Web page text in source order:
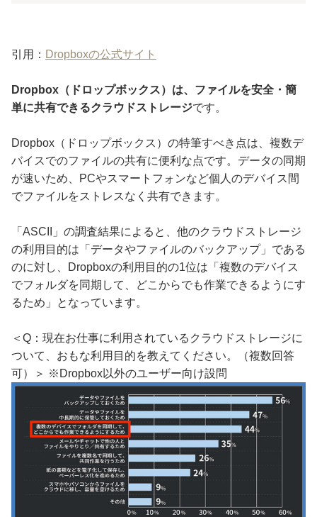
引用： Dropboxの公式サイト
Dropbox（ドロップボックス）は、ファイルを安全・簡
単に共有できるクラウドストレージです。
Dropbox（ドロップボックス）の特筆すべき点は、複数デ
バイスでのファイルの共有に便利な点です。データの同期
が速いため、PCやスマートフォンなど個人のデバイス間
でファイルをストレスなく共有できます。
「ASCII」の調査結果によると、他のクラウドストレージ
の利用目的は「データやファイルのバックアップ」である
のに対し、Dropboxの利用目的の1位は「複数のデバイス
でフォルダを同期して、どこからでも作業できるようにす
るため」となっています。
＜Q：現在お仕事に利用されているクラウドストレージに
ついて、おもな利用目的を教えてください。（複数回答
可）＞ ※Dropbox以外のユーザー向け設問